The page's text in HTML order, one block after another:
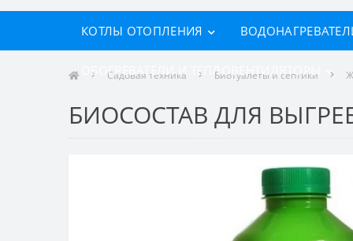
КОТЛЫ ОТОПЛЕНИЯ
ОБОГРЕВАТЕЛИ И ТЕПЛОВЕНТИЛЯТОРЫ
Садовая техника Биотуалеты и септики
БИОСОСТАВ ДЛЯ